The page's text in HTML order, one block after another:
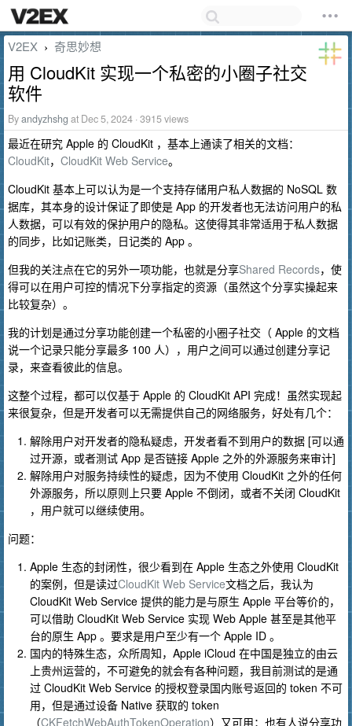
V2EX › 奇思妙想
用 CloudKit 实现一个私密的小圈子社交
软件
Byandyzhshg at Dec 5, 2024 · 3915 views
最近在研究 Apple 的 CloudKit ，基本上通读了相关的文档：
CloudKit， CloudKit Web Service。
CloudKit 基本上可以认为是一个支持存储用户私人数据的 NoSQL 数
据库，其本身的设计保证了即使是 App 的开发者也无法访问用户的私
人数据，可以有效的保护用户的隐私。这使得其非常适用于私人数据
的同步，比如记账类，日记类的 App 。
但我的关注点在它的另外一项功能，也就是分享Shared Records，使
得可以在用户可控的情况下分享指定的资源（虽然这个分享实操起来
比较复杂）。
我的计划是通过分享功能创建一个私密的小圈子社交（ Apple 的文档
说一个记录只能分享最多 100 人），用户之间可以通过创建分享记
录，来查看彼此的信息。
这整个过程，都可以仅基于 Apple 的 CloudKit API 完成！虽然实现起
来很复杂，但是开发者可以无需提供自己的网络服务，好处有几个：
解除用户对开发者的隐私疑虑，开发者看不到用户的数据 [可以通
过开源，或者测试 App 是否链接 Apple 之外的外源服务来审计]
解除用户对服务持续性的疑虑，因为不使用 CloudKit 之外的任何
外源服务，所以原则上只要 Apple 不倒闭，或者不关闭 CloudKit
，用户就可以继续使用。
问题：
Apple 生态的封闭性，很少看到在 Apple 生态之外使用 CloudKit
的案例，但是读过CloudKit Web Service文档之后，我认为
CloudKit Web Service 提供的能力是与原生 Apple 平台等价的，
可以借助 CloudKit Web Service 实现 Web Apple 甚至是其他平
台的原生 App 。要求是用户至少有一个 Apple ID 。
国内的特殊生态，众所周知，Apple iCloud 在中国是独立的由云
上贵州运营的，不可避免的就会有各种问题，我目前测试的是通
过 CloudKit Web Service 的授权登录国内账号返回的 token 不可
用，但是通过设备 Native 获取的 token
（CKFetchWebAuthTokenOperation）又可用；也有人说分享功